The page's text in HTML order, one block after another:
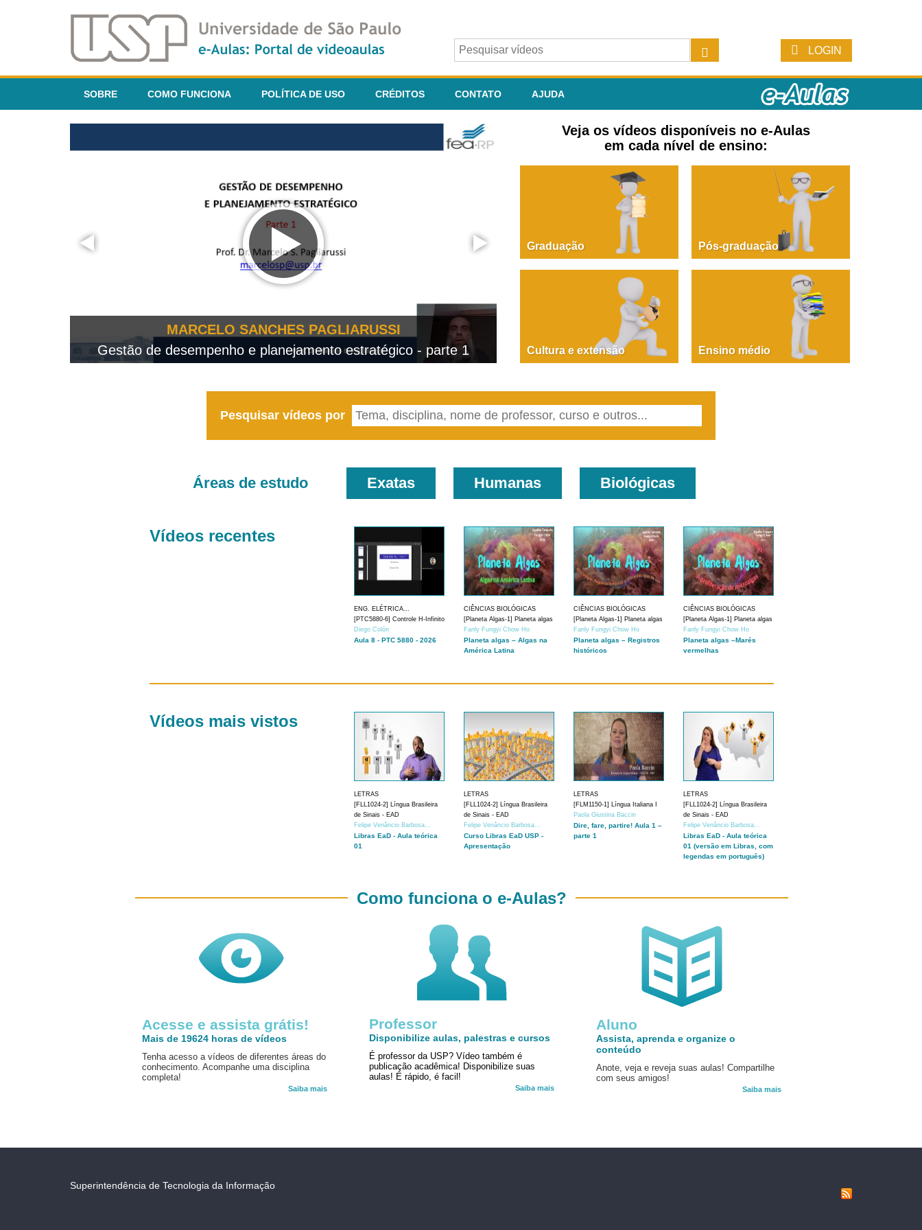
LOGIN
SOBRE COMO FUNCIONA POLÍTICA DE USO CRÉDITOS CONTATO AJUDA
MARCELO SANCHES PAGLIARUSSI
Gestão de desempenho e planejamento estratégico - parte 1
PAOLA GIUSTINA BACCIN
Dire, fare, partire! Aula 1 – parte 1
Veja os vídeos disponíveis no e-Aulas
em cada nível de ensino:
Graduação Pós-graduação
Cultura e extensão Ensino médio
Pesquisar vídeos por
Áreas de estudo Exatas Humanas Biológicas
Vídeos recentes
ENG. ELÉTRICA...
[PTC5880-6] Controle H-Infinito
Diego Colón
Aula 8 - PTC 5880 - 2026
CIÊNCIAS BIOLÓGICAS
[Planeta Algas-1] Planeta algas
Fanly Fungyi Chow Ho
Planeta algas – Algas na
América Latina
CIÊNCIAS BIOLÓGICAS
[Planeta Algas-1] Planeta algas
Fanly Fungyi Chow Ho
Planeta algas – Registros
históricos
CIÊNCIAS BIOLÓGICAS
[Planeta Algas-1] Planeta algas
Fanly Fungyi Chow Ho
Planeta algas –Marés
vermelhas
Vídeos mais vistos
LETRAS
[FLL1024-2] Língua Brasileira
de Sinais - EAD
Felipe Venâncio Barbosa...
Libras EaD - Aula teórica
01
LETRAS
[FLL1024-2] Língua Brasileira
de Sinais - EAD
Felipe Venâncio Barbosa...
Curso Libras EaD USP -
Apresentação
LETRAS
[FLM1150-1] Língua Italiana I
Paola Giustina Baccin
Dire, fare, partire! Aula 1 –
parte 1
LETRAS
[FLL1024-2] Língua Brasileira
de Sinais - EAD
Felipe Venâncio Barbosa...
Libras EaD - Aula teórica
01 (versão em Libras, com
legendas em português)
Acesse e assista grátis!
Mais de 19624 horas de vídeos
Tenha acesso a vídeos de diferentes áreas do
conhecimento. Acompanhe uma disciplina
completa!
Saiba mais
Aluno
Assista, aprenda e organize o
conteúdo
Anote, veja e reveja suas aulas! Compartilhe
com seus amigos!
Saiba mais
Como funciona o e-Aulas?
Professor
Disponibilize aulas, palestras e cursos
É professor da USP? Vídeo também é
publicação acadêmica! Disponibilize suas
aulas! É rápido, é facil!
Saiba mais
Superintendência de Tecnologia da Informação